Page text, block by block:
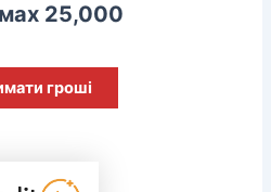
25,000
гроші